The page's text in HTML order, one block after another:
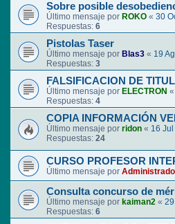
Sobre posible
Último mensaje por ROKO « 30
Respuestas: 6
Pistolas Taser
Último mensaje por Blas3 « 19
Respuestas: 3
FALSIFICACION DE
Último mensaje por ELECTRON «
Respuestas: 4
COPIA INFORMACIÓN
Último mensaje por ridon « 16
Respuestas: 24
CURSO PROFESOR
Último mensaje por
Consulta concurso de
Último mensaje por kaiman2 «
Respuestas: 6